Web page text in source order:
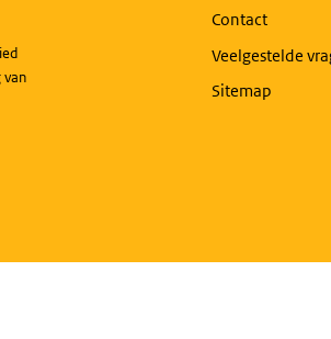
van
Contact
Veelgestelde
Sitemap